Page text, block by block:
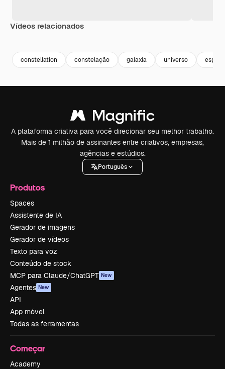
Vídeos relacionados
constellation constelação galaxia universo espaço
A plataforma criativa para você direcionar seu melhor trabalho.
Mais de 1 milhão de assinantes entre criativos, empresas,
agências e estúdios.
Português
Produtos
Spaces
Assistente de IA
Gerador de imagens
Gerador de vídeos
Texto para voz
Conteúdo de stock
MCP para Claude/ChatGPT New
Agentes New
API
App móvel
Todas as ferramentas
Começar
Academy